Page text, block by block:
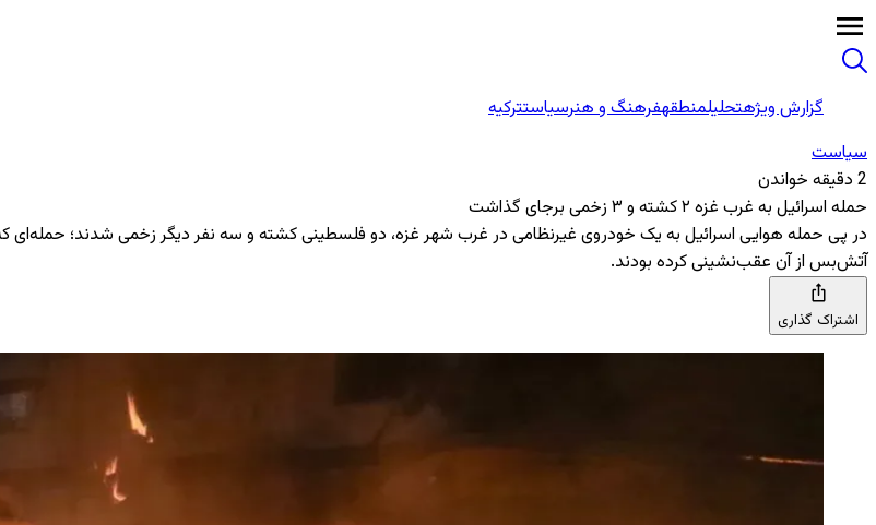
گزارش ویژهتحلیلمنطقهفرهنگ و هنرسیاستترکیه
سیاست
2 دقیقه خواندن
حمله اسرائیل به غرب غزه ۲ کشته و ۳ زخمی برجای گذاشت
در پی حمله هوایی اسرائیل به یک خودروی غیرنظامی در غرب شهر غزه، دو فلسطینی کشته و سه نفر دیگر زخمی شدند؛ حمله‌ای
آتش‌بس از آن عقب‌نشینی کرده بودند.
اشتراک گذاری